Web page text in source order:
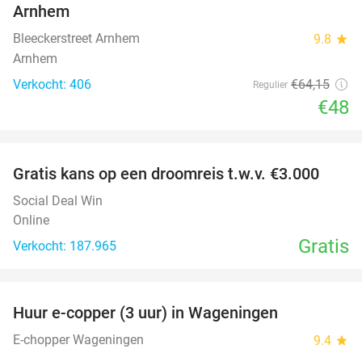
Arnhem
Bleeckerstreet Arnhem 9.8 star
Arnhem
Verkocht: 406
Regulier €64,15
€48
Gratis kans op een droomreis t.w.v. €3.000
Social Deal Win
Online
Verkocht: 187.965
Gratis
TODAY
Huur e-copper (3 uur) in Wageningen
E-chopper Wageningen 9.4 star